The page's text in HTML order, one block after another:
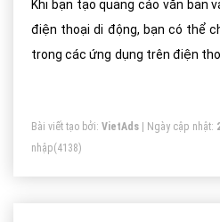
Khi bạn tạo quảng cáo văn bản
điện thoại di động, bạn có thể
trong các ứng dụng trên điện
Bài viết tạo bởi: VietAds | Ngày cập nhật:
nhập(4138)